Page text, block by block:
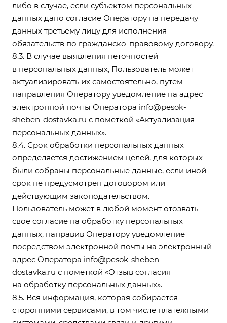
либо в случае, если субъектом персональных
данных дано согласие Оператору на передачу
данных третьему лицу для исполнения
обязательств по гражданско-правовому договору.
8.3. В случае выявления неточностей
в персональных данных, Пользователь может
актуализировать их самостоятельно, путем
направления Оператору уведомление на адрес
электронной почты Оператора info@pesok-
sheben-dostavka.ru с пометкой «Актуализация
персональных данных».
8.4. Срок обработки персональных данных
определяется достижением целей, для которых
были собраны персональные данные, если иной
срок не предусмотрен договором или
действующим законодательством.
Пользователь может в любой момент отозвать
свое согласие на обработку персональных
данных, направив Оператору уведомление
посредством электронной почты на электронный
адрес Оператора info@pesok-sheben-
dostavka.ru с пометкой «Отзыв согласия
на обработку персональных данных».
8.5. Вся информация, которая собирается
сторонними сервисами, в том числе платежными